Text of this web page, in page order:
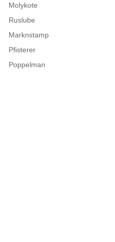
Molykote
Ruslube
Marknstamp
Pfisterer
Poppelman